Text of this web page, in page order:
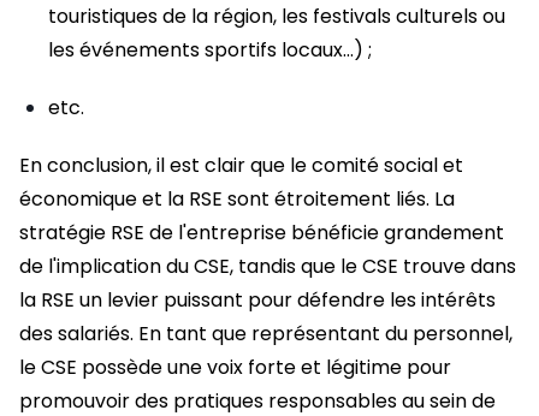
touristiques de la région, les festivals culturels ou
les événements sportifs locaux…) ;
etc.
En conclusion, il est clair que le comité social et
économique et la RSE sont étroitement liés. La
stratégie RSE de l'entreprise bénéficie grandement
de l'implication du CSE, tandis que le CSE trouve dans
la RSE un levier puissant pour défendre les intérêts
des salariés. En tant que représentant du personnel,
le CSE possède une voix forte et légitime pour
promouvoir des pratiques responsables au sein de